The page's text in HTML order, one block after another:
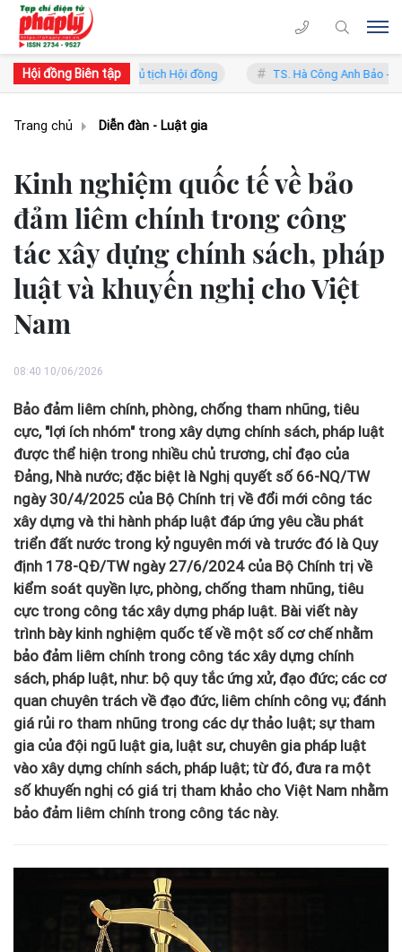
Hội đồng Biên tập
Lý - Phó Chủ tịch Hội đồng TS. Hà Công Anh Bảo - Phó Chủ tịch
Trang chủ Diễn đàn - Luật gia
Kinh nghiệm quốc tế về bảo
đảm liêm chính trong công
tác xây dựng chính sách, pháp
luật và khuyến nghị cho Việt
Nam
08:40 10/06/2026
Bảo đảm liêm chính, phòng, chống tham nhũng, tiêu
cực, "lợi ích nhóm" trong xây dựng chính sách, pháp luật
được thể hiện trong nhiều chủ trương, chỉ đạo của
Đảng, Nhà nước; đặc biệt là Nghị quyết số 66-NQ/TW
ngày 30/4/2025 của Bộ Chính trị về đổi mới công tác
xây dựng và thi hành pháp luật đáp ứng yêu cầu phát
triển đất nước trong kỷ nguyên mới và trước đó là Quy
định 178-QĐ/TW ngày 27/6/2024 của Bộ Chính trị về
kiểm soát quyền lực, phòng, chống tham nhũng, tiêu
cực trong công tác xây dựng pháp luật. Bài viết này
trình bày kinh nghiệm quốc tế về một số cơ chế nhằm
bảo đảm liêm chính trong công tác xây dựng chính
sách, pháp luật, như: bộ quy tắc ứng xử, đạo đức; các cơ
quan chuyên trách về đạo đức, liêm chính công vụ; đánh
giá rủi ro tham nhũng trong các dự thảo luật; sự tham
gia của đội ngũ luật gia, luật sư, chuyên gia pháp luật
vào xây dựng chính sách, pháp luật; từ đó, đưa ra một
số khuyến nghị có giá trị tham khảo cho Việt Nam nhằm
bảo đảm liêm chính trong công tác này.